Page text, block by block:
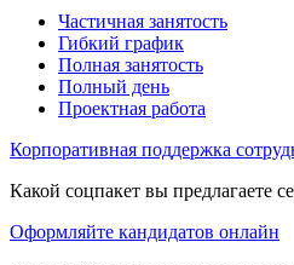
Частичная занятость
Гибкий график
Полная занятость
Полный день
Проектная работа
Корпоративная поддержка
Какой соцпакет вы предлагаете
Оформляйте кандидатов онлайн